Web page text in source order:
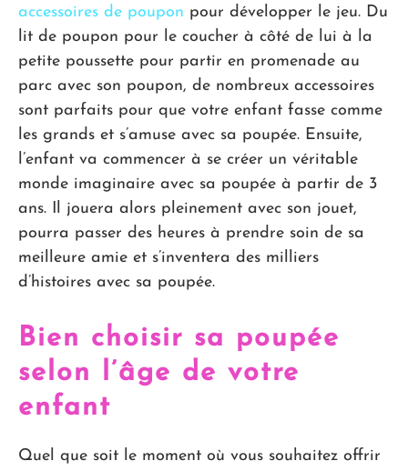
accessoires de poupon pour développer le jeu. Du
lit de poupon pour le coucher à côté de lui à la
petite poussette pour partir en promenade au
parc avec son poupon, de nombreux accessoires
sont parfaits pour que votre enfant fasse comme
les grands et s’amuse avec sa poupée. Ensuite,
l’enfant va commencer à se créer un véritable
monde imaginaire avec sa poupée à partir de 3
ans. Il jouera alors pleinement avec son jouet,
pourra passer des heures à prendre soin de sa
meilleure amie et s’inventera des milliers
d’histoires avec sa poupée.
Bien choisir sa poupée
selon l’âge de votre
enfant
Quel que soit le moment où vous souhaitez offrir